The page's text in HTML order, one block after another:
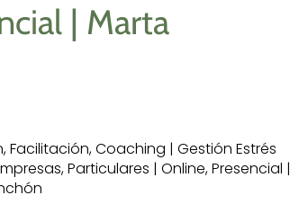
| Marta
Facilitación, Coaching | Gestión Estrés
Particulares | Online, Presencial |